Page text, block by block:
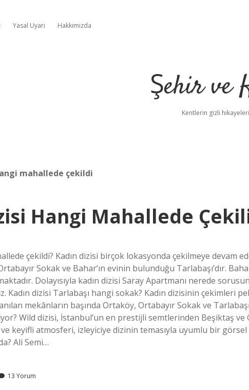
Yasal Uyarı Hakkımızda
Şehir ve
Kentlerin gizli
mahallede çekildi
Hangi Mahallede
çekildi? Kadın dizisi birçok lokasyonda çekilmeye devam
Sokak ve Bahar’ın evinin bulunduğu Tarlabaşı’dır.
Dolayısıyla kadın dizisi Saray Apartmanı nerede
Kadın dizisi Tarlabaşı hangi sokak? Kadın dizisinin çekimleri
mekânların başında Ortaköy, Ortabayır Sokak ve
Wild dizisi, İstanbul’un en prestijli semtlerinden Beşiktaş ve
keyifli atmosferi, izleyiciye dizinin temasıyla uyumlu bir görsel
Ali Semi…
13 Yorum